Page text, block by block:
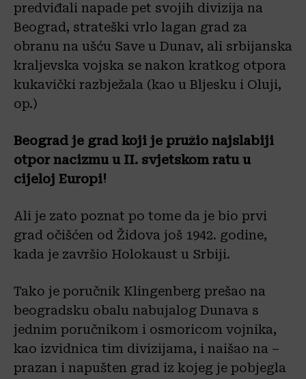
predviđali napade pet svojih divizija na
Beograd, strateški vrlo lagan grad za
obranu na ušću Save u Dunav, ali srbijanska
kraljevska vojska se nakon kratkog otpora
kukavički razbježala (kao u Bljesku i Oluji,
op.)
Beograd je grad koji je pružio najslabiji
otpor nacizmu u II. svjetskom ratu u
cijeloj Europi!
Ali je zato poznat po tome da je bio prvi
grad očišćen od Židova još 1942. godine,
kada je završio Holokaust u Srbiji.
Tako je poručnik Klingenberg prešao na
beogradsku obalu nabujalog Dunava s
jednim poručnikom i osmoricom vojnika,
kao izvidnica tim divizijama, i naišao na –
prazan i napušten grad iz kojeg je pobjegla